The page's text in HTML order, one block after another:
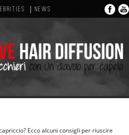
NEWS
Ecco alcuni consigli per riuscire